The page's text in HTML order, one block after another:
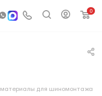
0
для шиномонтажа